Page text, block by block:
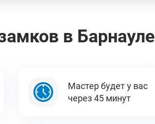
в Барнауле
Мастер будет у вас
через 45 минут